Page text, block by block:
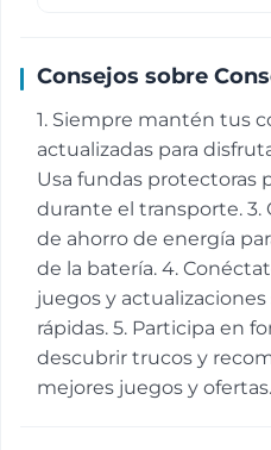
Consejos sobre
1. Siempre mantén tus
actualizadas para
Usa fundas protectoras
durante el transporte.
de ahorro de energía
de la batería. 4.
juegos y
rápidas. 5. Participa en
descubrir trucos y
mejores juegos y ofertas.